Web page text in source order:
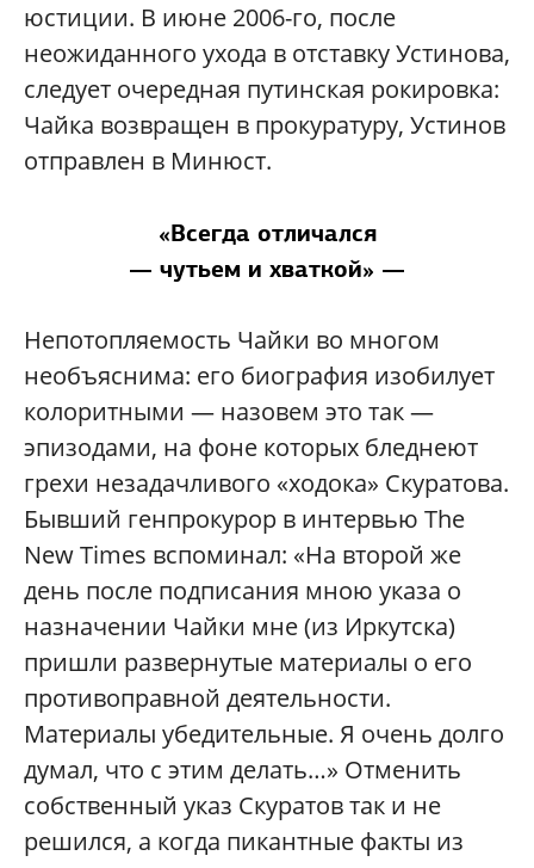
юстиции. В июне 2006-го, после
неожиданного ухода в отставку Устинова,
следует очередная путинская рокировка:
Чайка возвращен в прокуратуру, Устинов
отправлен в Минюст.
«Всегда отличался
— чутьем и хваткой» —
Непотопляемость Чайки во многом
необъяснима: его биография изобилует
колоритными — назовем это так —
эпизодами, на фоне которых бледнеют
грехи незадачливого «ходока» Скуратова.
Бывший генпрокурор в интервью The
New Times вспоминал: «На второй же
день после подписания мною указа о
назначении Чайки мне (из Иркутска)
пришли развернутые материалы о его
противоправной деятельности.
Материалы убедительные. Я очень долго
думал, что с этим делать…» Отменить
собственный указ Скуратов так и не
решился, а когда пикантные факты из